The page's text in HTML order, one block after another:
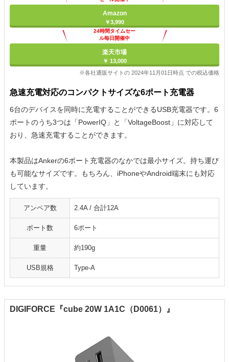
Amazon
￥3,990
24時間タイムセー
ル毎日開催中
楽天市場
￥ 13,000
※各社通販サイトの 2024年11月01日時点 での税込価格
急速充電対応のコンパクトサイズな6ポート充電器
6台のデバイスを同時に充電することができるUSB充電器です。6
ポートのうち3つは「PowerIQ」と「VoltageBoost」に対応して
おり、急速充電することができます。
本製品はAnkerの6ポート充電器のなかでは最小サイズ。持ち運び
も可能なサイズです。もちろん、iPhoneやAndroid端末にも対応
しています。
アンペア数 2.4A / 合計12A
ポート数 6ポート
重量 約190g
USB規格 Type-A
DIGIFORCE『cube 20W 1A1C（D0061）』